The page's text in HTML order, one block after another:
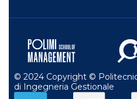
© 2024 Copyright ©
di Ingegneria Gestionale